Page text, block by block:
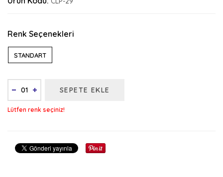
Renk Seçenekleri
STANDART
SEPETE EKLE
Lütfen renk seçiniz!